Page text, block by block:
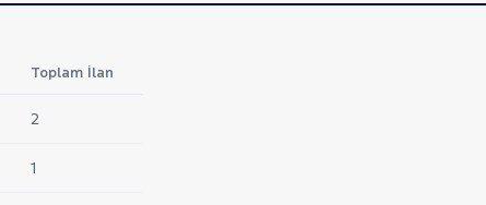
Toplam İlan
2
1